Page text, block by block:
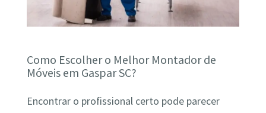
Como Escolher o Melhor Montador de
Móveis em Gaspar SC?
Encontrar o profissional certo pode parecer